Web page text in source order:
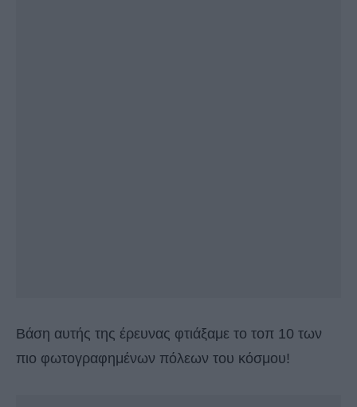
Βάση αυτής της έρευνας φτιάξαμε το τοπ 10 των
πιο φωτογραφημένων πόλεων του κόσμου!